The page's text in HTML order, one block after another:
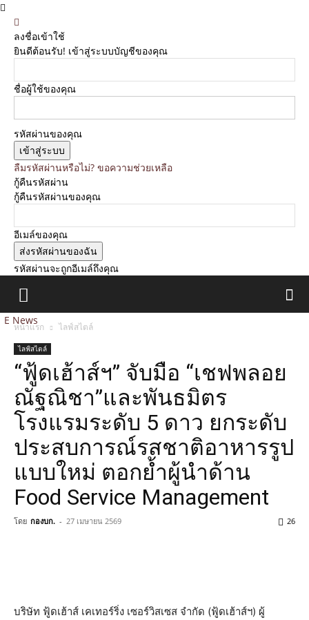
ลงชื่อเข้าใช้
ยินดีต้อนรับ! เข้าสู่ระบบบัญชีของคุณ
ชื่อผู้ใช้ของคุณ
รหัสผ่านของคุณ
ลืมรหัสผ่านหรือไม่? ขอความช่วยเหลือ
กู้คืนรหัสผ่าน
กู้คืนรหัสผ่านของคุณ
อีเมล์ของคุณ
รหัสผ่านจะถูกอีเมล์ถึงคุณ
E News
หน้าแรก ไลฟ์สไตล์
ไลฟ์สไตล์
“ฟู้ดเฮ้าส์ฯ” จับมือ “เชฟพลอย
ณัฐณิชา”และพันธมิตร
โรงแรมระดับ 5 ดาว ยกระดับ
ประสบการณ์รสชาติอาหารรูป
แบบใหม่ ตอกย้ำผู้นำด้าน
Food Service Management
โดย กองบก. - 27 เมษายน 2569 26
บริษัท ฟู้ดเฮ้าส์ เคเทอร์ริ่ง เซอร์วิสเซส จำกัด (ฟู้ดเฮ้าส์ฯ) ผู้